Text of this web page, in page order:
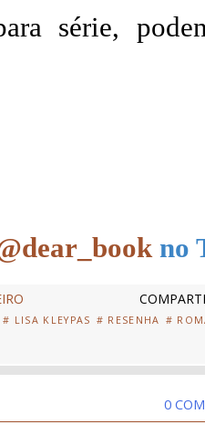
série,
no
# LISA KLEYPAS # RESENHA #
0